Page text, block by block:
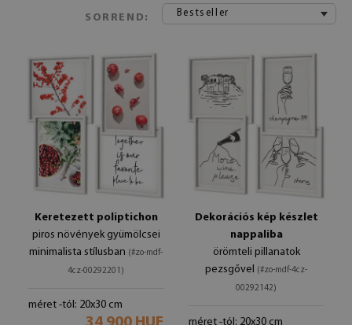
SORREND: Bestseller
Keretezett poliptichon
piros növények gyümölcsei
minimalista stílusban (#zo-mdf-
4cz-00292201)
méret -tól: 20x30 cm
Dekorációs kép készlet
nappaliba
örömteli pillanatok
pezsgővel (#zo-mdf-4cz-
00292142)
méret -tól: 20x30 cm